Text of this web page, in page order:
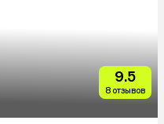
9.5
8 отзывов